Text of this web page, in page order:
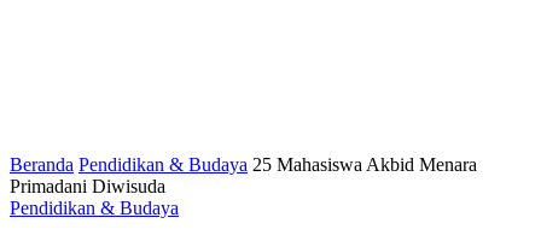
Beranda Pendidikan & Budaya 25 Mahasiswa Akbid Menara
Primadani Diwisuda
Pendidikan & Budaya